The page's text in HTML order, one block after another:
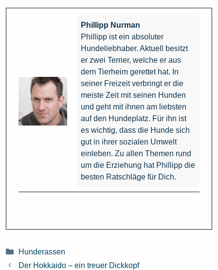
Phillipp Nurman
Phillipp ist ein absoluter
Hundeliebhaber. Aktuell besitzt
er zwei Terrier, welche er aus
dem Tierheim gerettet hat. In
seiner Freizeit verbringt er die
meiste Zeit mit seinen Hunden
und geht mit ihnen am liebsten
auf den Hundeplatz. Für ihn ist
es wichtig, dass die Hunde sich
gut in ihrer sozialen Umwelt
einleben. Zu allen Themen rund
um die Erziehung hat Phillipp die
besten Ratschläge für Dich.
Kategorien
Hunderassen
Der Hokkaido – ein treuer Dickkopf